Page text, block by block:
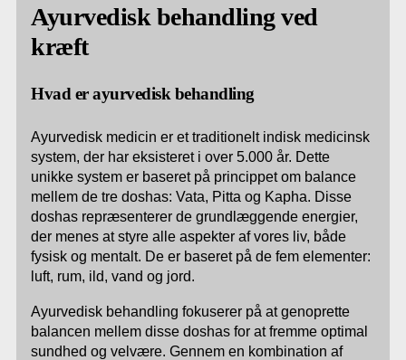
Ayurvedisk behandling ved
kræft
Hvad er ayurvedisk behandling
Ayurvedisk medicin er et traditionelt indisk medicinsk
system, der har eksisteret i over 5.000 år. Dette
unikke system er baseret på princippet om balance
mellem de tre doshas: Vata, Pitta og Kapha. Disse
doshas repræsenterer de grundlæggende energier,
der menes at styre alle aspekter af vores liv, både
fysisk og mentalt. De er baseret på de fem elementer:
luft, rum, ild, vand og jord.
Ayurvedisk behandling fokuserer på at genoprette
balancen mellem disse doshas for at fremme optimal
sundhed og velvære. Gennem en kombination af